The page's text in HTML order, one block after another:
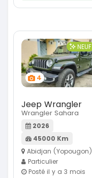
4
NEUF
Jeep Wrangler
Wrangler Sahara
2026
45000 Km
Abidjan (Yopougon)
Particulier
Posté il y a 3 mois